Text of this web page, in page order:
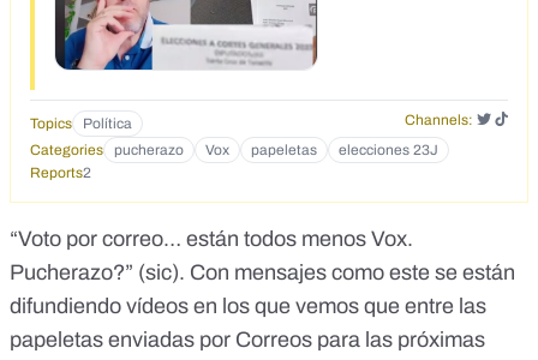
Topics Política
Channels:
Categories
pucherazo Vox papeletas
elecciones 23J
Reports2
“Voto por correo… están todos menos Vox.
Pucherazo?” (sic). Con mensajes como este se están
difundiendo vídeos en los que vemos que entre las
papeletas enviadas por Correos para las próximas